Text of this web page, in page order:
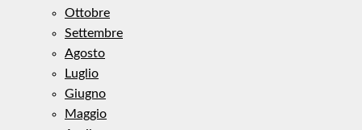
Ottobre
Settembre
Agosto
Luglio
Giugno
Maggio